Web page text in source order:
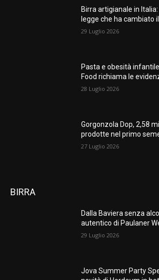
Birra artigianale in
legge che ha cambiato
29 Luglio 2026
Pasta e obesità
Food richiama le
28 Luglio 2026
Gorgonzola Dop, 2,58
prodotte nel primo
27 Luglio 2026
BIRRA
Dalla Baviera senza
autentico di Paulaner
29 Luglio 2026
Jova Summer Party